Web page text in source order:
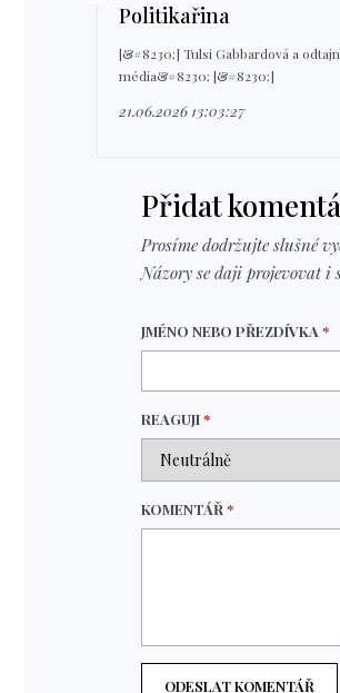
Politikařina
[&#8230;] Tulsi Gabbardová a
média&#8230; [&#8230;]
21.06.2026 13:03:27
Přidat
Prosíme dodržujte slušné
Názory se daji projevovat i
JMÉNO NEBO PŘEZDÍVKA*
REAGUJI*
KOMENTÁŘ*
ODESLAT KOMENTÁŘ